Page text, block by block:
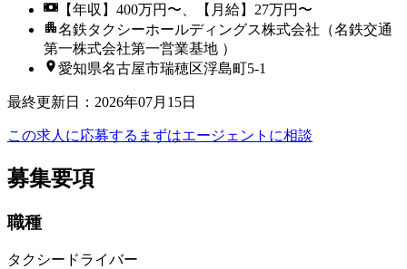
【年収】400万円〜、【月給】27万円〜
名鉄タクシーホールディングス株式会社（名鉄交通
第一株式会社第一営業基地 ）
愛知県名古屋市瑞穂区浮島町5-1
最終更新日 ： 2026年07月15日
この求人に応募する まずはエージェントに相談
募集要項
職種
タクシードライバー